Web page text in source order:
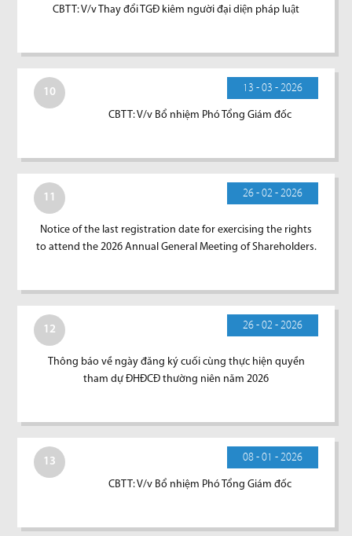
CBTT: V/v Thay đổi TGĐ kiêm người đại diện pháp luật
10 13 - 03 - 2026
CBTT: V/v Bổ nhiệm Phó Tổng Giám đốc
11 26 - 02 - 2026
Notice of the last registration date for exercising the rights
to attend the 2026 Annual General Meeting of Shareholders.
12 26 - 02 - 2026
Thông báo về ngày đăng ký cuối cùng thực hiện quyền
tham dự ĐHĐCĐ thường niên năm 2026
13 08 - 01 - 2026
CBTT: V/v Bổ nhiệm Phó Tổng Giám đốc